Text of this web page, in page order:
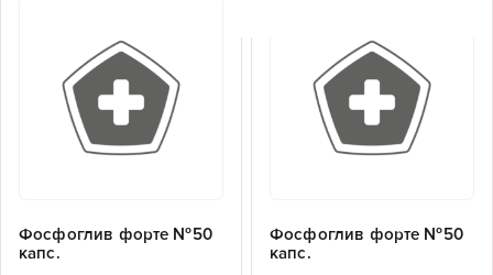
Фосфоглив форте №50
капс.
Фосфоглив форте №50
капс.